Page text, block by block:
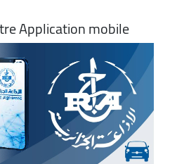
Application mobile